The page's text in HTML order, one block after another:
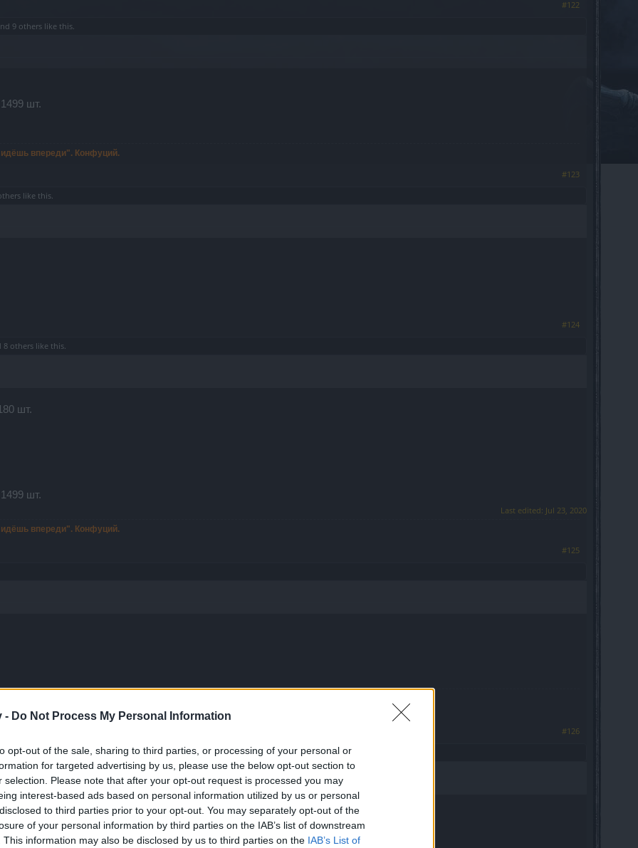
- Do Not Process My Personal Information
opt-out of the sale, sharing to third parties, or processing of your personal or
for targeted advertising by us, please use the below opt-out section to
selection. Please note that after your opt-out request is processed you may
interest-based ads based on personal information utilized by us or personal
to third parties prior to your opt-out. You may separately opt-out of the
of your personal information by third parties on the IAB’s list of downstream
This information may also be disclosed by us to third parties on the IAB’s List of
#122
9 others like this.
шт.
впереди". Конфуций.
#123
like this.
#124
8 others like this.
шт.
шт.
Last edited: Jul 23, 2020
впереди". Конфуций.
#125
плавать в воде, как рыбы, теперь нам осталось научиться только жить, КАК ЛЮДИ".
#126
like this.